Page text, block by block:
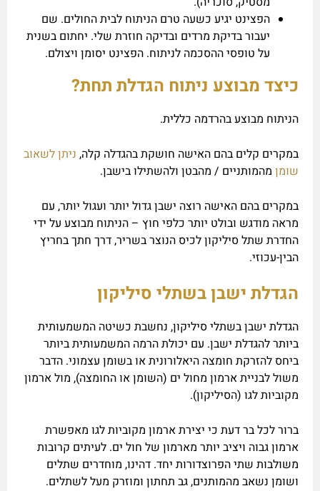
הפצינט יגיע כשעה טרם הניתוח לבית החולים. שם
יעבור בדיקת מרדים ובדיקה חוזרת שלי. יחתום בשנית
על טופסי ההסכמה לניתוח. הפצינט יסומן ויצולם.
כיצד מבוצע ניתוח הגדלת תחת?
הניתוח מבוצע בהרדמה כללית.
במקרים קלים בהם האישה חושקת בהגדלה קלה, ניתן לשאוב
שומן מהמותניים / מהבטן ולהשתילו בישבן.
במקרים בהם האישה רוצה ישבן גדול יותר ועגול יותר, עם
מראה מודגש ובולט יותר כלפי חוץ – הניתוח מבוצע על ידי
החדרת שתל סיליקון לכיס הנוצר בשריר, דרך חתך בחריץ
הבין-עכוזי.
הגדלת ישבן בשתלי סיליקון
הגדלת ישבן בשתלי סיליקון, נחשבת כשיטה המשמעותית
ביותר להגדלת ישבן. עם יכולת הרמה המשמעותית ביותר
ביחס להזרקת חומצה היאלורונית או בשומן עצמוני. הדבר
משול לבניית ארמון מחול ים (השומן או החומצה), מול ארמון
מקוביות לגו (הסיליקון).
ברור לכל בר דעת כי יצירת ארמון מקוביות לגו מאפשרת
ארמון גבוה ויציב יותר מארמון של חול ים. לעיתים קרובות
משולבות שתי הפרוצדורות יחד. דהינו, מוחדרים שתלים
ושומן נשאב מהמותנים, גב תחתון ומוזרק מעל לשתלים.